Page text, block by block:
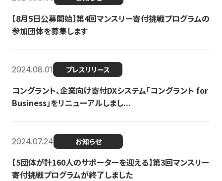
【8月5日公募開始】第4回マンスリー寄付挑戦プログラムの
参加団体を募集します
2024.08.01 プレスリリース
コングラント、企業向け寄付DXシステム「コングラント for
Business」をリニューアルしまし...
2024.07.24 お知らせ
【5団体が計160人のサポーターを迎える】​​第3回マンスリー
寄付挑戦プログラムが終了しました